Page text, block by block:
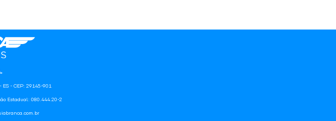
- CEP: 29145-901
Estadual: 080.444.20-2